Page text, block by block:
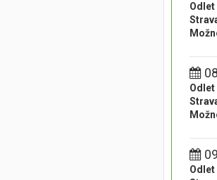
Odlet
Odlet
Odlet